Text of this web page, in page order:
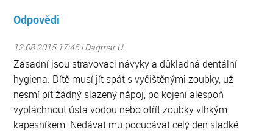
Odpovědi
12.08.2015 17:46 | Dagmar U.
Zásadní jsou stravovací návyky a důkladná dentální
hygiena. Dítě musí jít spát s vyčištěnými zoubky, už
nesmí pít žádný slazený nápoj, po kojení alespoň
vypláchnout ústa vodou nebo otřít zoubky vlhkým
kapesníkem. Nedávat mu pocucávat celý den sladké